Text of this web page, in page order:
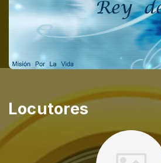
Locutores